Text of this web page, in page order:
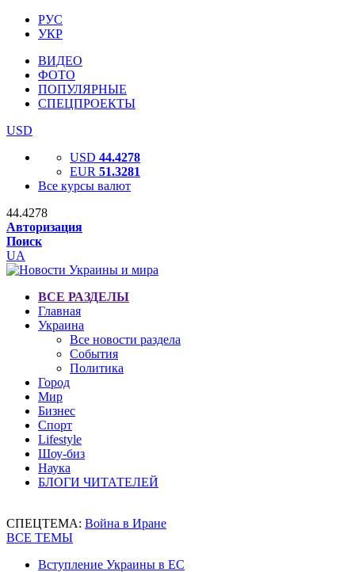
РУС
УКР
ВИДЕО
ФОТО
ПОПУЛЯРНЫЕ
СПЕЦПРОЕКТЫ
USD
USD 44.4278
EUR 51.3281
Все курсы валют
44.4278
Авторизация
Поиск
UA
ВСЕ РАЗДЕЛЫ
Главная
Украина
Все новости раздела
События
Политика
Город
Мир
Бизнес
Спорт
Lifestyle
Шоу-биз
Наука
БЛОГИ ЧИТАТЕЛЕЙ
СПЕЦТЕМА: Война в Иране
ВСЕ ТЕМЫ
Вступление Украины в ЕС